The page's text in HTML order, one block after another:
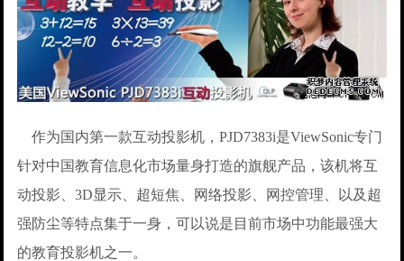
作为国内第一款互动投影机，PJD7383i是ViewSonic专门
针对中国教育信息化市场量身打造的旗舰产品，该机将互
动投影、3D显示、超短焦、网络投影、网控管理、以及超
强防尘等特点集于一身，可以说是目前市场中功能最强大
的教育投影机之一。